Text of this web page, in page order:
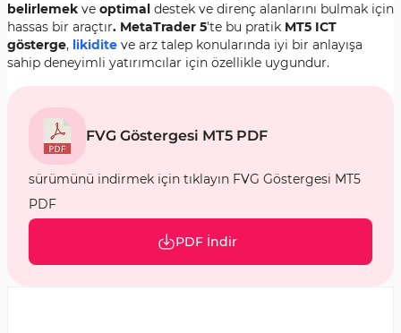
belirlemek ve optimal destek ve direnç alanlarını bulmak için
hassas bir araçtır. MetaTrader 5'te bu pratik MT5 ICT
gösterge, likidite ve arz talep konularında iyi bir anlayışa
sahip deneyimli yatırımcılar için özellikle uygundur.
FVG Göstergesi MT5 PDF
sürümünü indirmek için tıklayın FVG Göstergesi MT5
PDF
PDF İndir